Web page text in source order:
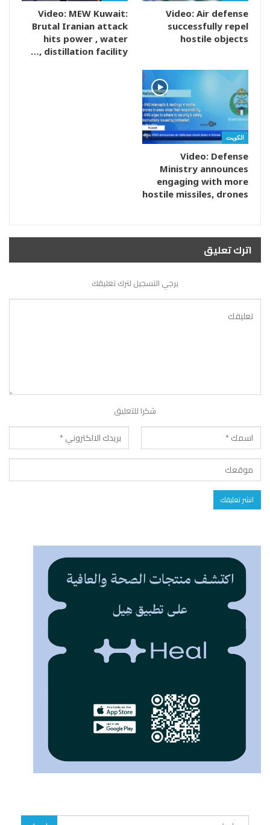
Video: Air defense
successfully repel
hostile objects
Video: MEW Kuwait:
Brutal Iranian attack
hits power , water
distillation facility ,…
الكويت
Video: Defense
Ministry announces
engaging with more
hostile missiles, drones
اترك تعليق
يرجي التسجيل لترك تعليقك
شكرا للتعليق